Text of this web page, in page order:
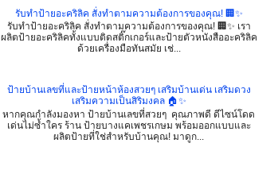
รับทำป้ายอะคริลิค สั่งทำตามความต้องการของคุณ! 🏢✨
รับทำป้ายอะคริลิค สั่งทำตามความต้องการของคุณ! 🏢✨ เรา
ผลิตป้ายอะคริลิคทั้งแบบติดสติ๊กเกอร์และป้ายตัวหนังสืออะคริลิค
ด้วยเครื่องมือทันสมัย เช่...
ป้ายบ้านเลขที่และป้ายหน้าห้องสวยๆ เสริมบ้านเด่น เสริมดวง
เสริมความเป็นสิริมงคล 🏠✨
หากคุณกำลังมองหา ป้ายบ้านเลขที่สวยๆ คุณภาพดี ดีไซน์โดด
เด่นไม่ซ้ำใคร ร้าน ป้ายบางแคเพชรเกษม พร้อมออกแบบและ
ผลิตป้ายที่ใช่สำหรับบ้านคุณ! มาดูก...